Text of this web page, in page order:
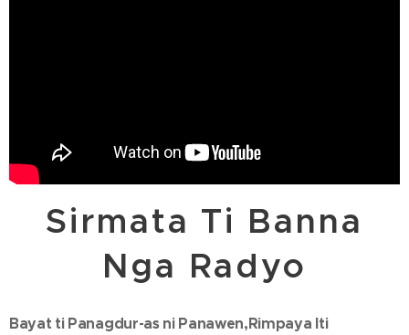
Sirmata Ti Banna
Nga Radyo
Bayat ti Panagdur-as ni Panawen,Rimpaya Iti